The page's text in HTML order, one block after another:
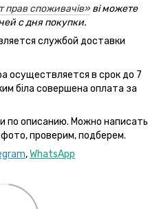
прав споживачів» ві можете
с дня покупки.
службой доставки
осуществляется в срок до 7
біла совершена оплата за
по описанию. Можно написать
проверим, подберем.
,WhatsApp